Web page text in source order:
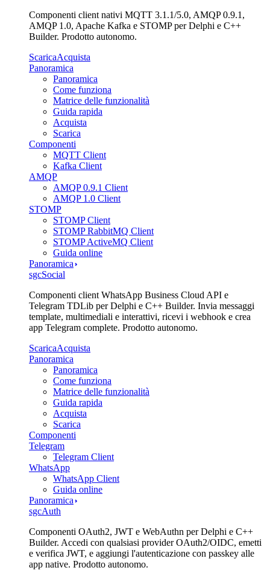
Componenti client nativi MQTT 3.1.1/5.0, AMQP 0.9.1,
AMQP 1.0, Apache Kafka e STOMP per Delphi e C++
Builder. Prodotto autonomo.
ScaricaAcquista
Panoramica
Panoramica
Come funziona
Matrice delle funzionalità
Guida rapida
Acquista
Scarica
Componenti
MQTT Client
Kafka Client
AMQP
AMQP 0.9.1 Client
AMQP 1.0 Client
STOMP
STOMP Client
STOMP RabbitMQ Client
STOMP ActiveMQ Client
Guida online
Panoramica
sgcSocial
Componenti client WhatsApp Business Cloud API e
Telegram TDLib per Delphi e C++ Builder. Invia messaggi
template, multimediali e interattivi, ricevi i webhook e crea
app Telegram complete. Prodotto autonomo.
ScaricaAcquista
Panoramica
Panoramica
Come funziona
Matrice delle funzionalità
Guida rapida
Acquista
Scarica
Componenti
Telegram
Telegram Client
WhatsApp
WhatsApp Client
Guida online
Panoramica
sgcAuth
Componenti OAuth2, JWT e WebAuthn per Delphi e C++
Builder. Accedi con qualsiasi provider OAuth2/OIDC, emetti
e verifica JWT, e aggiungi l'autenticazione con passkey alle
app native. Prodotto autonomo.